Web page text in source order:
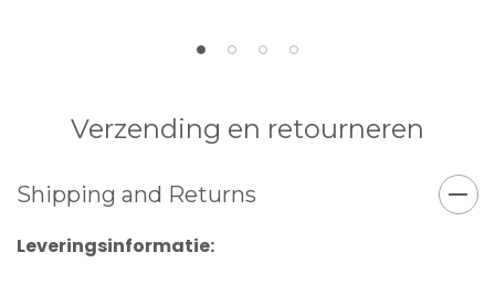
Verzending en retourneren
Shipping and Returns
Leveringsinformatie: